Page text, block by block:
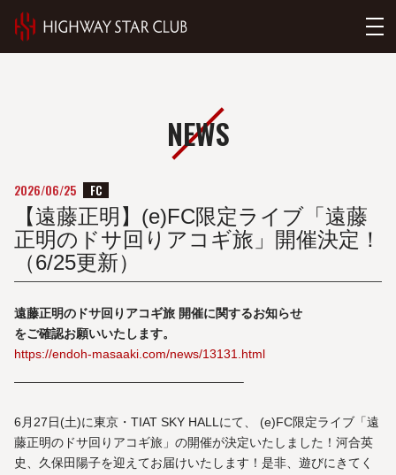
NEWS
2026/06/25 FC
【遠藤正明】(e)FC限定ライブ「遠藤
正明のドサ回りアコギ旅」開催決定！
（6/25更新）
遠藤正明のドサ回りアコギ旅 開催に関するお知らせ
をご確認お願いいたします。
https://endoh-masaaki.com/news/13131.html
——————————————————–
6月27日(土)に東京・TIAT SKY HALLにて、 (e)FC限定ライブ「遠
藤正明のドサ回りアコギ旅」の開催が決定いたしました！河合英
史、久保田陽子を迎えてお届けいたします！是非、遊びにきてく